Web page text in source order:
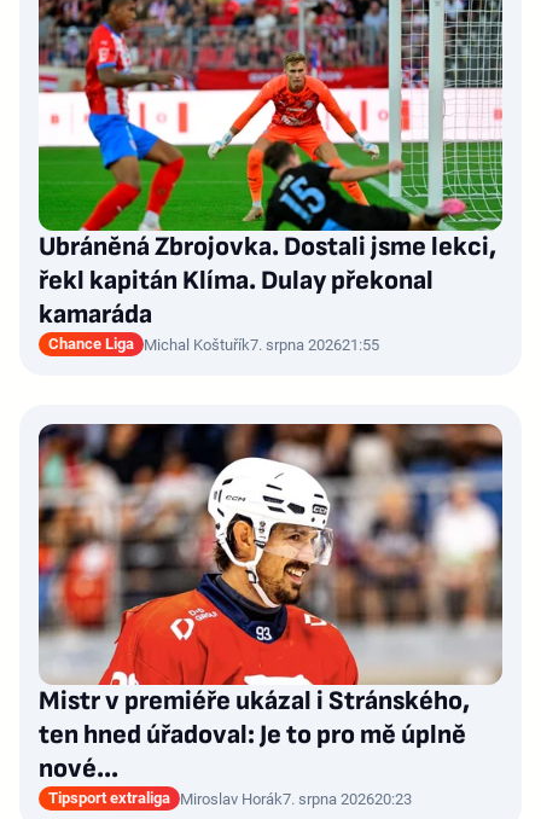
Ubráněná Zbrojovka. Dostali jsme lekci,
řekl kapitán Klíma. Dulay překonal
kamaráda
Chance Liga Michal Koštuřík7. srpna 202621:55
Mistr v premiéře ukázal i Stránského,
ten hned úřadoval: Je to pro mě úplně
nové…
Tipsport extraliga Miroslav Horák7. srpna 202620:23